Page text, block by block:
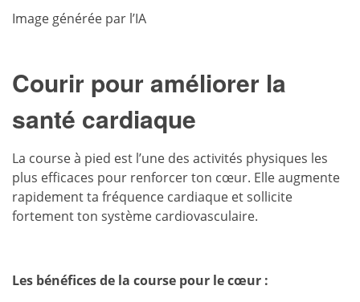
Image générée par l’IA
Courir pour améliorer la
santé cardiaque
La course à pied est l’une des activités physiques les
plus efficaces pour renforcer ton cœur. Elle augmente
rapidement ta fréquence cardiaque et sollicite
fortement ton système cardiovasculaire.
Les bénéfices de la course pour le cœur :